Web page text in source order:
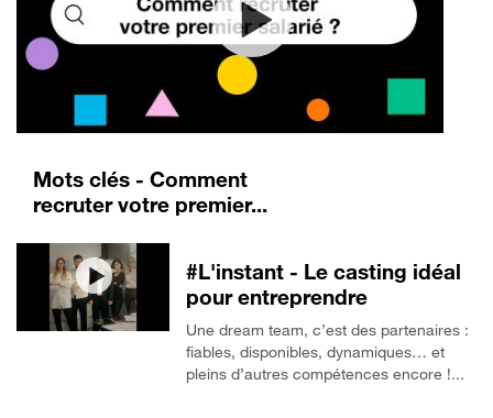
Mots clés - Comment
recruter votre premier...
#L'instant - Le casting idéal
pour entreprendre
Une dream team, c’est des partenaires :
fiables, disponibles, dynamiques… et
pleins d’autres compétences encore !...